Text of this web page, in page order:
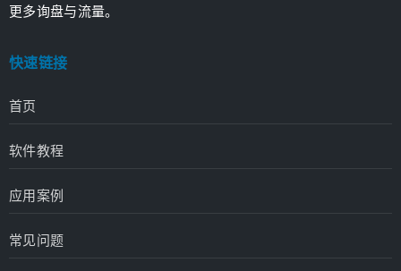
更多询盘与流量。
快速链接
首页
软件教程
应用案例
常见问题